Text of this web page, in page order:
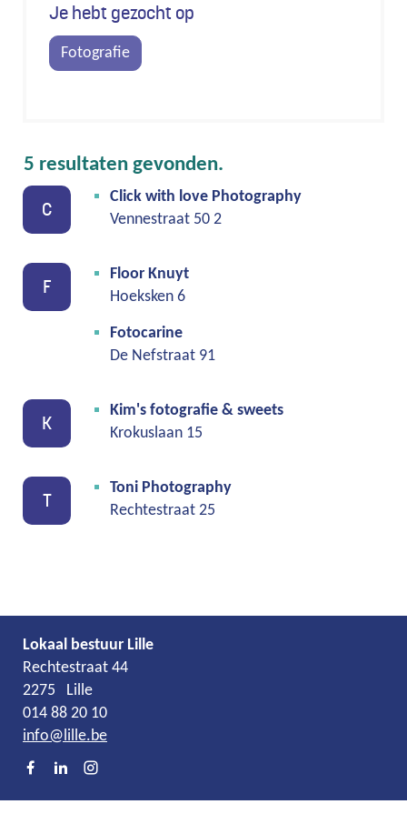
Je hebt gezocht op
Fotografie
5 resultaten gevonden.
C
Click with love Photography
Vennestraat 50 2
F
Floor Knuyt
Hoeksken 6
Fotocarine
De Nefstraat 91
K
Kim's fotografie & sweets
Krokuslaan 15
T
Toni Photography
Rechtestraat 25
Lokaal bestuur Lille
Adres
Rechtestraat 44
2275
Lille
Tel.
014 88 20 10
E-
mail
info@lille.be